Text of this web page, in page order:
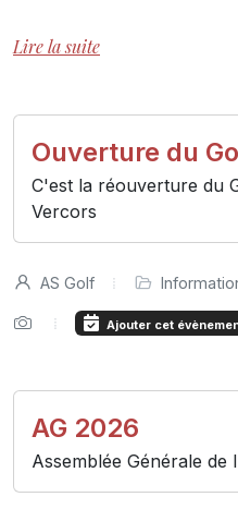
Lire la suite
Ouverture du
C'est la réouverture du
Vercors
AS Golf
Ajouter cet
AG 2026
Assemblée Générale de